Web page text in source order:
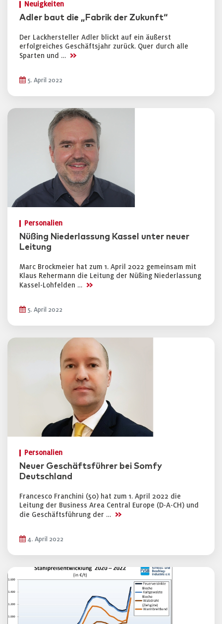
Neuigkeiten
Adler baut die „Fabrik der Zukunft“
Der Lackhersteller Adler blickt auf ein äußerst
erfolgreiches Geschäftsjahr zurück. Quer durch alle
Sparten und … >>
5. April 2022
Personalien
Nüßing Niederlassung Kassel unter neuer
Leitung
Marc Brockmeier hat zum 1. April 2022 gemeinsam mit
Klaus Rehermann die Leitung der Nüßing Niederlassung
Kassel-Lohfelden … >>
5. April 2022
Personalien
Neuer Geschäftsführer bei Somfy
Deutschland
Francesco Franchini (50) hat zum 1. April 2022 die
Leitung der Business Area Central Europe (D-A-CH) und
die Geschäftsführung der … >>
4. April 2022